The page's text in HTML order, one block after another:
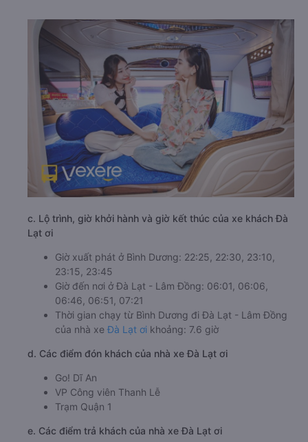
c. Lộ trình, giờ khởi hành và giờ kết thúc của xe khách Đà
Lạt ơi
Giờ xuất phát ở Bình Dương: 22:25, 22:30, 23:10,
23:15, 23:45
Giờ đến nơi ở Đà Lạt - Lâm Đồng: 06:01, 06:06,
06:46, 06:51, 07:21
Thời gian chạy từ Bình Dương đi Đà Lạt - Lâm Đồng
của nhà xe Đà Lạt ơi khoảng: 7.6 giờ
d. Các điểm đón khách của nhà xe Đà Lạt ơi
Go! Dĩ An
VP Công viên Thanh Lễ
Trạm Quận 1
e. Các điểm trả khách của nhà xe Đà Lạt ơi